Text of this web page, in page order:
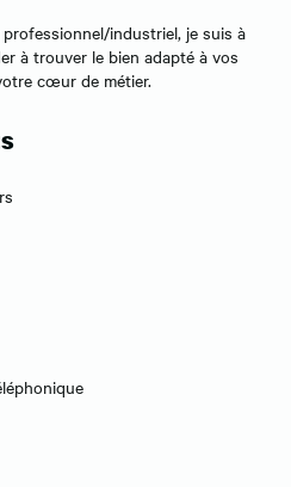
industriel, je suis à
à trouver le bien adapté à vos
cœur de métier.